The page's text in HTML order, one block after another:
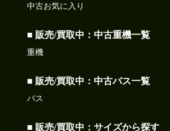
中古お気に入り
■ 販売/買取中：中古重機一覧
重機
■ 販売/買取中：中古バス一覧
バス
■ 販売/買取中：サイズから探す